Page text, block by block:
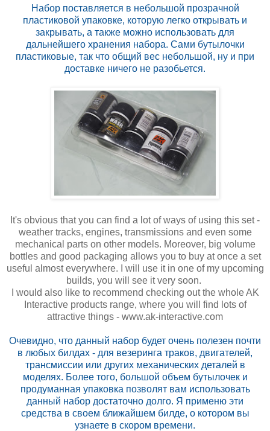
Набор поставляется в небольшой прозрачной
пластиковой упаковке, которую легко открывать и
закрывать, а также можно использовать для
дальнейшего хранения набора. Сами бутылочки
пластиковые, так что общий вес небольшой, ну и при
доставке ничего не разобьется.
It's obvious that you can find a lot of ways of using this set -
weather tracks, engines, transmissions and even some
mechanical parts on other models. Moreover, big volume
bottles and good packaging allows you to buy at once a set
useful almost everywhere. I will use it in one of my upcoming
builds, you will see it very soon.
I would also like to recommend checking out the whole AK
Interactive products range, where you will find lots of
attractive things - www.ak-interactive.com
Очевидно, что данный набор будет очень полезен почти
в любых билдах - для везеринга траков, двигателей,
трансмиссии или других механических деталей в
моделях. Более того, большой объем бутылочек и
продуманная упаковка позволят вам использовать
данный набор достаточно долго. Я применю эти
средства в своем ближайшем билде, о котором вы
узнаете в скором времени.